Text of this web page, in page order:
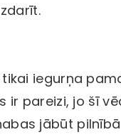
iegurņa
ir pareizi, jo šī
jābūt